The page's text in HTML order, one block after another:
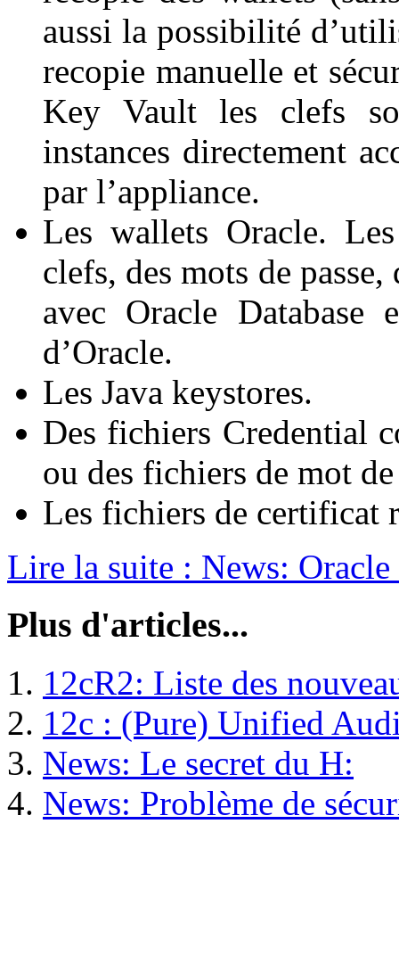
aussi la possibilité
recopie manuelle et
Key Vault les clefs
instances directement
par l’appliance.
Les wallets Oracle.
clefs, des mots de
avec Oracle Database
d’Oracle.
Les Java keystores.
Des fichiers Credential
ou des fichiers de mot de
Les fichiers de certificat
Lire la suite : News:
Plus d'articles...
12cR2: Liste des
12c : (Pure) Unified
News: Le secret du H:
News: Problème de